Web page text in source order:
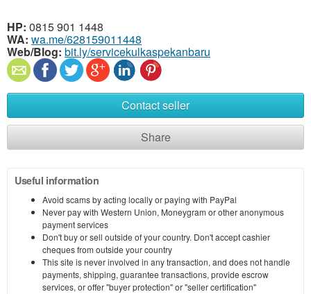
HP: 0815 901 1448
WA: wa.me/628159011448
Web/Blog: bit.ly/servicekulkaspekanbaru
Contact seller
Share
Useful information
Avoid scams by acting locally or paying with PayPal
Never pay with Western Union, Moneygram or other anonymous
payment services
Don't buy or sell outside of your country. Don't accept cashier
cheques from outside your country
This site is never involved in any transaction, and does not handle
payments, shipping, guarantee transactions, provide escrow
services, or offer "buyer protection" or "seller certification"